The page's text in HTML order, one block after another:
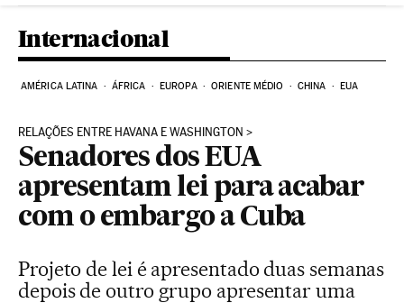
Internacional
AMÉRICA LATINA ÁFRICA EUROPA ORIENTE MÉDIO CHINA EUA
RELAÇÕES ENTRE HAVANA E WASHINGTON
Senadores dos EUA
apresentam lei para acabar
com o embargo a Cuba
Projeto de lei é apresentado duas semanas
depois de outro grupo apresentar uma